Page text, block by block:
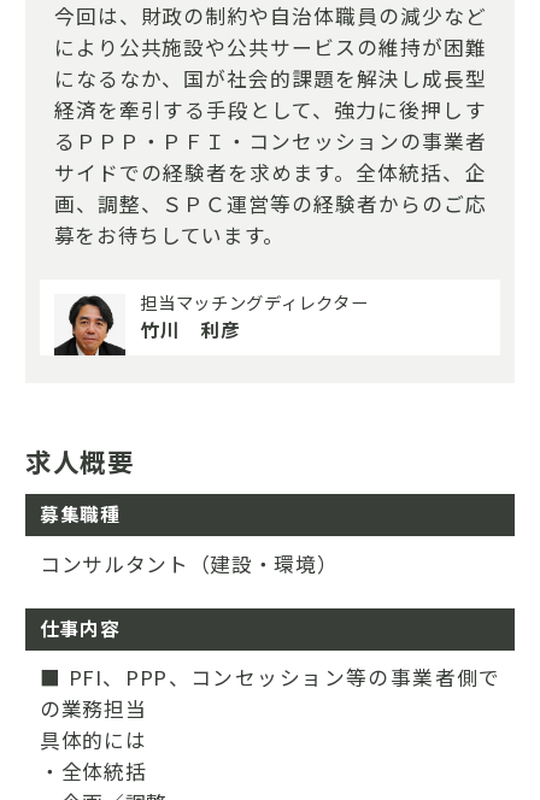
今回は、財政の制約や自治体職員の減少など
により公共施設や公共サービスの維持が困難
になるなか、国が社会的課題を解決し成長型
経済を牽引する手段として、強力に後押しす
るＰＰＰ・ＰＦＩ・コンセッションの事業者
サイドでの経験者を求めます。全体統括、企
画、調整、ＳＰＣ運営等の経験者からのご応
募をお待ちしています。
担当マッチングディレクター
竹川 利彦
求人概要
募集職種
コンサルタント（建設・環境）
仕事内容
■ PFI、PPP、コンセッション等の事業者側で
の業務担当
具体的には
・全体統括